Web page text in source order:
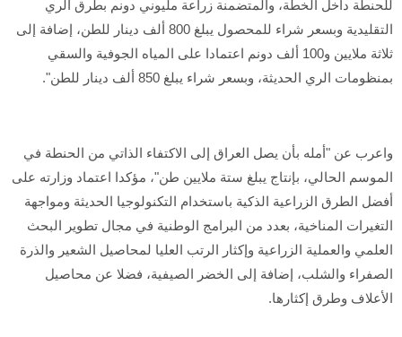
للحنطة داخل الخطة، والمتضمنة زراعة مليوني دونم بطرق الري
التقليدية وبسعر شراء للمحصول يبلغ 800 ألف دينار للطن، إضافة إلى
ثلاثة ملايين و100 ألف دونم اعتمادا على المياه الجوفية والسقي
بمنظومات الري الحديثة، وبسعر شراء يبلغ 850 ألف دينار للطن".
واعرب عن "أمله بأن يصل العراق إلى الاكتفاء الذاتي من الحنطة في
الموسم الحالي، بإنتاج يبلغ ستة ملايين طن"، مؤكدا اعتماد وزارته على
أفضل الطرق الزراعية الذكية باستخدام التكنولوجيا الحديثة ومواجهة
التغيرات المناخية، بعدد من البرامج الوطنية في مجال تطوير البحث
العلمي والعملية الزراعية وإكثار الرتب العليا لمحاصيل الشعير والذرة
الصفراء والشلب، إضافة إلى الخضر الصيفية، فضلا عن محاصيل
الأعلاف وطرق إكثارها.